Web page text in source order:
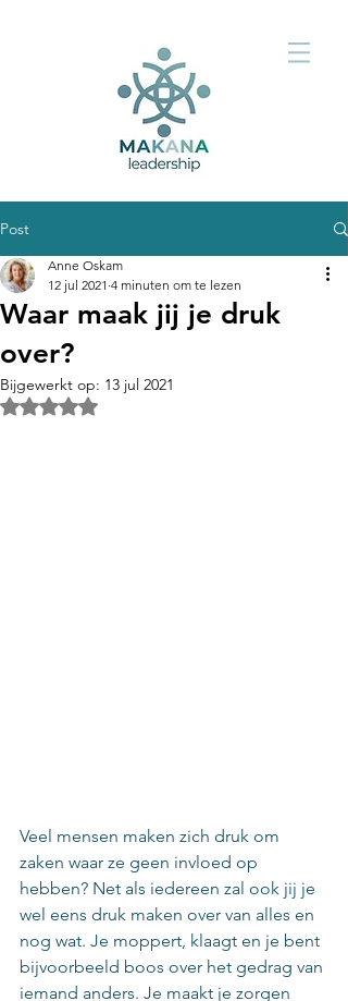
Post
Waar maak jij je druk
over?
Anne Oskam
12 jul 2021 4 minuten om te lezen
Bijgewerkt op: 13 jul 2021
Beoordeeld met NaN uit 5 sterren.
Veel mensen maken zich druk om
zaken waar ze geen invloed op
hebben? Net als iedereen zal ook jij je
wel eens druk maken over van alles en
nog wat. Je moppert, klaagt en je bent
bijvoorbeeld boos over het gedrag van
iemand anders. Je maakt je zorgen